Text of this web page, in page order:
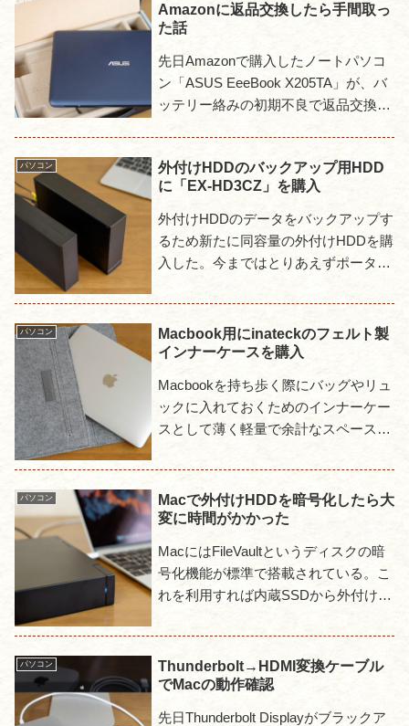
Amazonに返品交換したら手間取っ
た話
先日Amazonで購入したノートパソコ
ン「ASUS EeeBook X205TA」が、バ
ッテリー絡みの初期不良で返品交換す
されないと...
パソコン
外付けHDDのバックアップ用HDD
に「EX-HD3CZ」を購入
外付けHDDのデータをバックアップす
るため新たに同容量の外付けHDDを購
入した。今まではとりあえずポータブ
が、これは容量が小さめで全体をバッ
クアップするには使えなくな...
パソコン
Macbook用にinateckのフェルト製
インナーケースを購入
Macbookを持ち歩く際にバッグやリュ
ックに入れておくためのインナーケー
スとして薄く軽量で余計なスペースを
ケースを購入してみた。そのまま入れ
ておくのがスペー...
パソコン
Macで外付けHDDを暗号化したら大
変に時間がかかった
MacにはFileVaultというディスクの暗
号化機能が標準で搭載されている。こ
れを利用すれば内蔵SSDから外付け
にはパスワードを求められるようにな
り、パスワードが...
パソコン
Thunderbolt→HDMI変換ケーブル
でMacの動作確認
先日Thunderbolt Displayがブラックア